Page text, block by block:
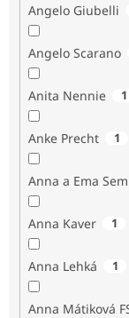
Angelo Giubelli
Angelo Scarano
Anita Nennie 1
Anke Precht 1
Anna a Ema
Anna Kaver 1
Anna Lehká 1
Anna Mátiková